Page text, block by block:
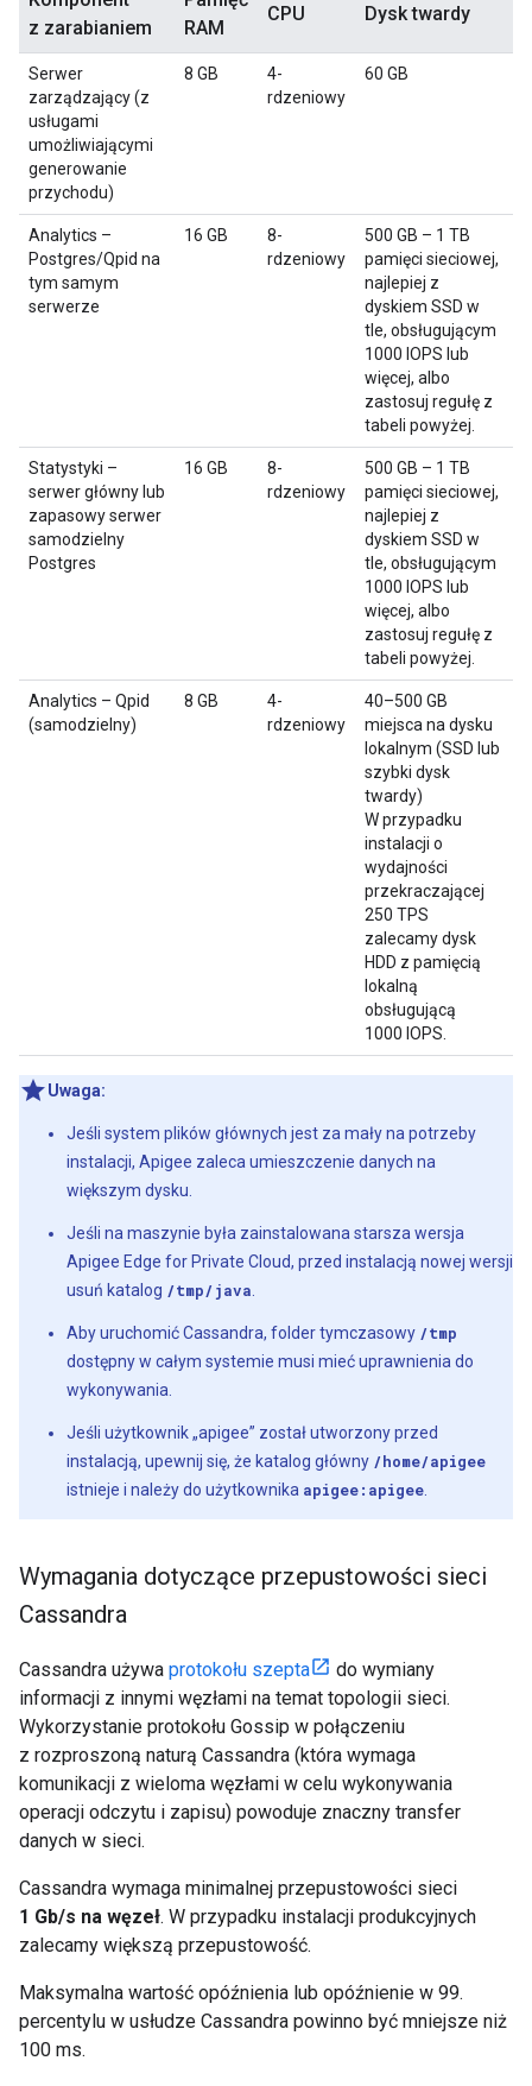
z zarabianiem
RAM
CPU Dysk twardy
Serwer
zarządzający (z
usługami
umożliwiającymi
generowanie
przychodu)
8 GB
4-
rdzeniowy
60 GB
Analytics –
Postgres/Qpid na
tym samym
serwerze
16 GB
8-
rdzeniowy
500 GB – 1 TB
pamięci sieciowej,
najlepiej z
dyskiem SSD w
tle, obsługującym
1000 IOPS lub
więcej, albo
zastosuj regułę z
tabeli powyżej.
Statystyki –
serwer główny lub
zapasowy serwer
samodzielny
Postgres
16 GB
8-
rdzeniowy
500 GB – 1 TB
pamięci sieciowej,
najlepiej z
dyskiem SSD w
tle, obsługującym
1000 IOPS lub
więcej, albo
zastosuj regułę z
tabeli powyżej.
Analytics – Qpid
(samodzielny)
8 GB
4-
rdzeniowy
40–500 GB
miejsca na dysku
lokalnym (SSD lub
szybki dysk
twardy)
W przypadku
instalacji o
wydajności
przekraczającej
250 TPS
zalecamy dysk
HDD z pamięcią
lokalną
obsługującą
1000 IOPS.
Uwaga:
Jeśli system plików głównych jest za mały na potrzeby
instalacji, Apigee zaleca umieszczenie danych na
większym dysku.
Jeśli na maszynie była zainstalowana starsza wersja
Apigee Edge for Private Cloud, przed instalacją nowej wersji
usuń katalog /tmp/java
Aby uruchomić Cassandra, folder tymczasowy /tmp
dostępny w całym systemie musi mieć uprawnienia do
wykonywania.
Jeśli użytkownik „apigee” został utworzony przed
instalacją, upewnij się, że katalog główny /home/apigee
istnieje i należy do użytkownika apigee:apigee
Wymagania dotyczące przepustowości sieci
Cassandra
Cassandra używa protokołu szepta
do wymiany
informacji z innymi węzłami na temat topologii sieci.
Wykorzystanie protokołu Gossip w połączeniu
z rozproszoną naturą Cassandra (która wymaga
komunikacji z wieloma węzłami w celu wykonywania
operacji odczytu i zapisu) powoduje znaczny transfer
danych w sieci.
Cassandra wymaga minimalnej przepustowości sieci
1 Gb/s na węzeł. W przypadku instalacji produkcyjnych
zalecamy większą przepustowość.
Maksymalna wartość opóźnienia lub opóźnienie w 99.
percentylu w usłudze Cassandra powinno być mniejsze niż
100 ms.